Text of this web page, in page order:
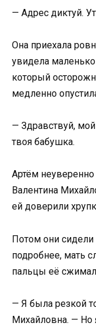
— Адрес диктуй.
Она приехала
увидела
который
медленно
— Здравствуй,
твоя бабушка.
Артём
Валентина
ей доверили
Потом они сидели
подробнее, мать
пальцы её
— Я была резкой
Михайловна. — Но